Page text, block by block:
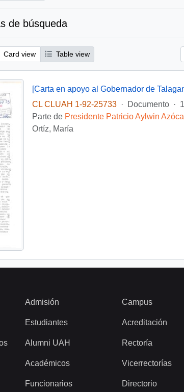
de búsqueda
Card view Table view
[Carta en apoyo al Gobernador de
CL CLUAH 1-92-25733
· Documento ·
Parte de Presidente Patricio Aylwin
Ortíz, María
Admisión
Estudiantes
Alumni UAH
Académicos
Funcionarios
Campus
Acreditación
Rectoría
Vicerrectorías
Directorio